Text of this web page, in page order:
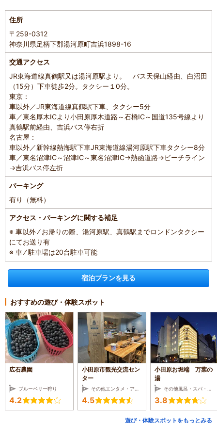
住所
〒259-0312
神奈川県足柄下郡湯河原町吉浜1898-16
交通アクセス
JR東海道線真鶴駅又は湯河原駅より。 バス天保山経由、白沼田
（15分）下車徒歩2分。タクシー１0分。
東京：
車以外／JR東海道線真鶴駅下車、タクシー5分
車／東名厚木ICより小田原厚木道路～石橋IC～国道135号線より
真鶴駅前経由、吉浜バス停右折
名古屋：
車以外／新幹線熱海駅下車JR東海道線湯河原駅下車タクシー8分
車／東名沼津IC～沼津IC～東名沼津IC→熱函道路→ビーチライン
→吉浜バス停左折
パーキング
有り（無料）
アクセス・パーキングに関する補足
※ 車以外 ⁄ お帰りの際、湯河原駅、真鶴駅までロンドンタクシー
にてお送り有
※ 車 ⁄ 駐車場は20台駐車可能
宿泊プランを見る
おすすめの遊び・体験スポット
広石農園
ブルーベリー狩り
4.2
小田原市観光交流セン
ター
4.5
小田原お堀端 万葉の
湯
3.8
遊び・体験スポットをもっとみる